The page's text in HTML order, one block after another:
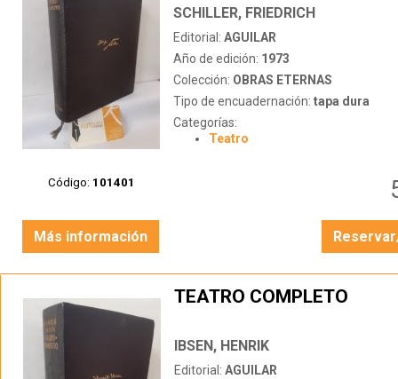
Código: 101401
SCHILLER, FRIEDRICH
Editorial: AGUILAR
Año de edición: 1973
Colección: OBRAS ETERNAS
Tipo de encuadernación: tapa dura
Categorías:
Teatro
Más información
TEATRO COMPLETO
IBSEN, HENRIK
Editorial: AGUILAR